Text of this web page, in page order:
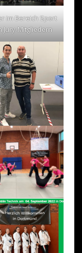
im Bereich Sport
Jury-Mitgliedern